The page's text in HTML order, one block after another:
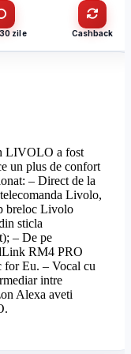
produse)
zile Cashback
LIVOLO a fost
un plus de confort
– Direct de la
Livolo,
breloc Livolo
sticla
– De pe
RM4 PRO
for Eu. – Vocal cu
intre
Alexa aveti